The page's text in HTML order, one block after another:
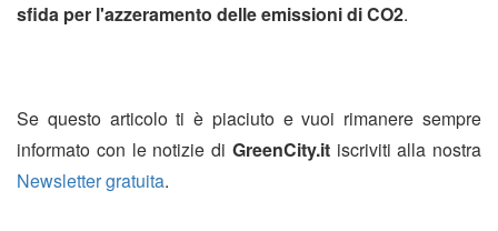
sfida per l'azzeramento delle emissioni di CO2.
Se questo articolo ti è piaciuto e vuoi rimanere sempre
informato con le notizie di GreenCity.itiscriviti alla nostra
Newsletter gratuita.